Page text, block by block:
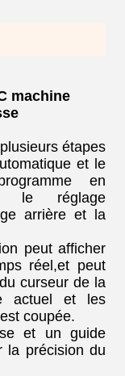
machine
étapes
et le
en
le réglage
arrière et la
peut afficher
réel,et peut
curseur de la
actuel et les
coupée.
et un guide
la précision du